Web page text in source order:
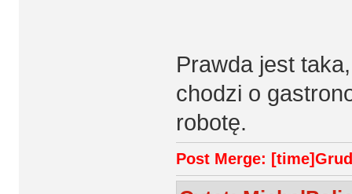
Prawda jest
chodzi o
robotę.
Post Merge: